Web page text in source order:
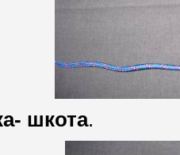
шкота.